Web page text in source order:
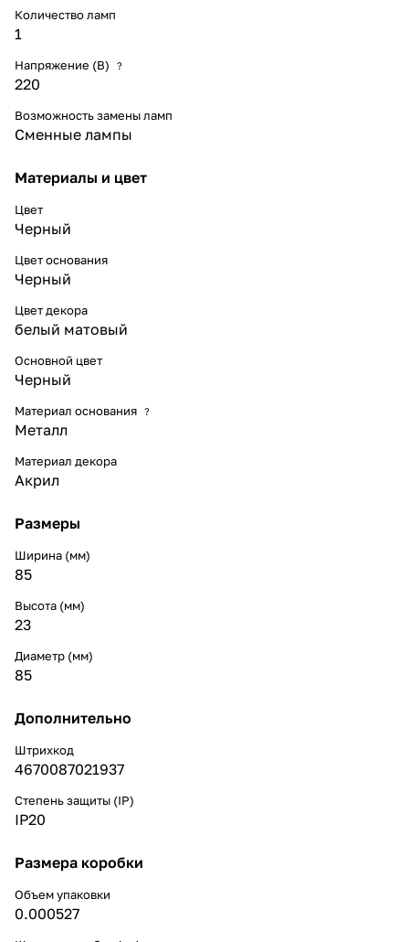
Количество ламп
1
Напряжение (В) ?
220
Возможность замены ламп
Сменные лампы
Материалы и цвет
Цвет
Черный
Цвет основания
Черный
Цвет декора
белый матовый
Основной цвет
Черный
Материал основания ?
Металл
Материал декора
Акрил
Размеры
Ширина (мм)
85
Высота (мм)
23
Диаметр (мм)
85
Дополнительно
Штрихкод
4670087021937
Степень защиты (IP)
IP20
Размера коробки
Объем упаковки
0.000527